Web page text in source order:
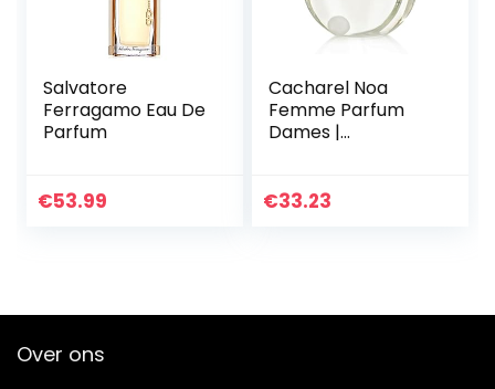
Salvatore
Ferragamo Eau De
Parfum
€53.99
Cacharel Noa
Femme Parfum
Dames |
Damesgeuren |
€33.23
Over ons